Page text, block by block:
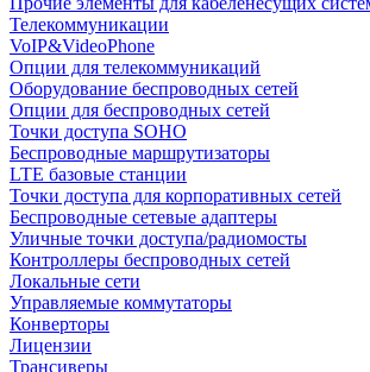
Телекоммуникации
VoIP&VideoPhone
Опции для телекоммуникаций
Оборудование беспроводных сетей
Опции для беспроводных сетей
Точки доступа SOHO
Беспроводные маршрутизаторы
LTE базовые станции
Точки доступа для корпоративных сетей
Беспроводные сетевые адаптеры
Уличные точки доступа/радиомосты
Контроллеры беспроводных сетей
Локальные сети
Управляемые коммутаторы
Конверторы
Лицензии
Трансиверы